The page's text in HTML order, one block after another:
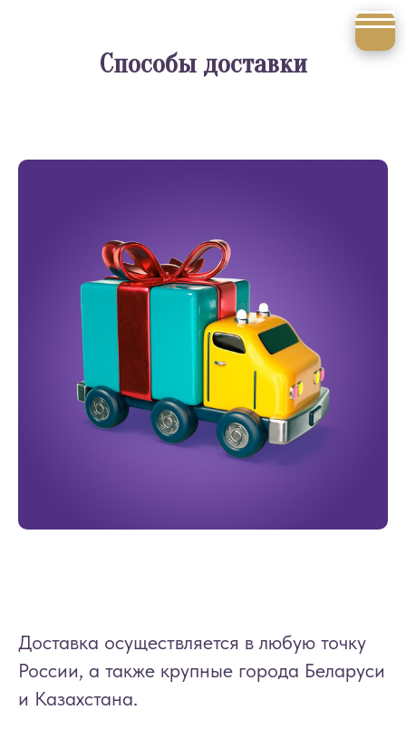
Способы доставки
Доставка осуществляется в любую точку
России, а также крупные города Беларуси
и Казахстана.